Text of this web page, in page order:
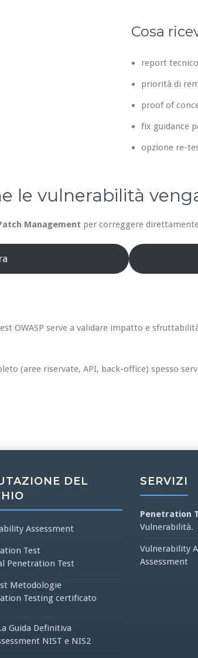
Cosa
report
priorità di
proof of
fix guidance
opzione re-
le vulnerabilità
Management per correggere
OWASP serve a validare impatto e
(aree riservate, API, back-office) spesso
DEL
Assessment
Test
Penetration Test
Metodologie
Testing certificato
Guida Definitiva
NIST e NIS2
SERVIZI
Penetration
Vulnerabilità.
Vulnerability
Assessment